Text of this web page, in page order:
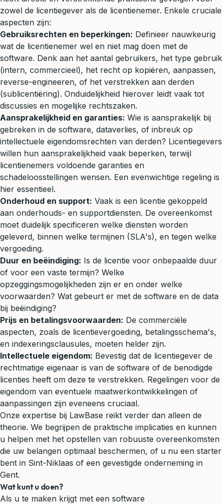
zowel de licentiegever als de licentienemer. Enkele cruciale
aspecten zijn:
Gebruiksrechten en beperkingen: Definieer nauwkeurig
wat de licentienemer wel en niet mag doen met de
software. Denk aan het aantal gebruikers, het type gebruik
(intern, commercieel), het recht op kopiëren, aanpassen,
reverse-engineeren, of het verstrekken aan derden
(sublicentiëring). Onduidelijkheid hierover leidt vaak tot
discussies en mogelijke rechtszaken.
Aansprakelijkheid en garanties: Wie is aansprakelijk bij
gebreken in de software, dataverlies, of inbreuk op
intellectuele eigendomsrechten van derden? Licentiegevers
willen hun aansprakelijkheid vaak beperken, terwijl
licentienemers voldoende garanties en
schadeloosstellingen wensen. Een evenwichtige regeling is
hier essentieel.
Onderhoud en support: Vaak is een licentie gekoppeld
aan onderhouds- en supportdiensten. De overeenkomst
moet duidelijk specificeren welke diensten worden
geleverd, binnen welke termijnen (SLA's), en tegen welke
vergoeding.
Duur en beëindiging: Is de licentie voor onbepaalde duur
of voor een vaste termijn? Welke
opzeggingsmogelijkheden zijn er en onder welke
voorwaarden? Wat gebeurt er met de software en de data
bij beëindiging?
Prijs en betalingsvoorwaarden: De commerciële
aspecten, zoals de licentievergoeding, betalingsschema's,
en indexeringsclausules, moeten helder zijn.
Intellectuele eigendom: Bevestig dat de licentiegever de
rechtmatige eigenaar is van de software of de benodigde
licenties heeft om deze te verstrekken. Regelingen voor de
eigendom van eventuele maatwerkontwikkelingen of
aanpassingen zijn eveneens cruciaal.
Onze expertise bij LawBase reikt verder dan alleen de
theorie. We begrijpen de praktische implicaties en kunnen
u helpen met het opstellen van robuuste overeenkomsten
die uw belangen optimaal beschermen, of u nu een starter
bent in Sint-Niklaas of een gevestigde onderneming in
Gent.
Wat kunt u doen?
Als u te maken krijgt met een software